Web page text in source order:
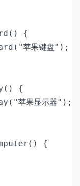
{
苹果键盘");
{
苹果显示器");
{